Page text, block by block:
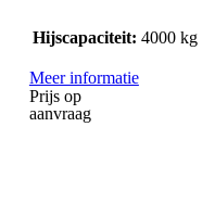
Hijscapaciteit: 4000kg
Meer informatie
Prijs op
aanvraag